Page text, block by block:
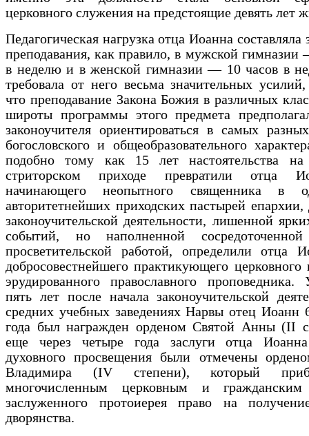
церковного служения на предстоящие девять лет
Педагогическая нагрузка отца Иоанна составляла
преподавания, как правило, в мужской гимназии
в неделю и в женской гимназии — 10 часов в
требовала от него весьма значительных
что преподавание Закона Божия в различных
широты программы этого предмета
законоучителя ориентироваться в самых
богословского и общеобразовательного
подобно тому как 15 лет настоятельства на
стриторском приходе превратили отца
начинающего неопытного священника в
авторитетнейших приходских пастырей епархии,
законоучительской деятельности, лишенной
событий, но наполненной
просветительской работой, определили отца
добросовестнейшего практикующего церковного
эрудированного православного проповедника.
пять лет после начала законоучительской
средних учебных заведениях Нарвы отец Иоанн
года был награжден орденом Святой Анны (II
еще через четыре года заслуги отца
духовного просвещения были отмечены
Владимира (IV степени), который
многочисленным церковным и гражданским
заслуженного протоиерея право на
дворянства.